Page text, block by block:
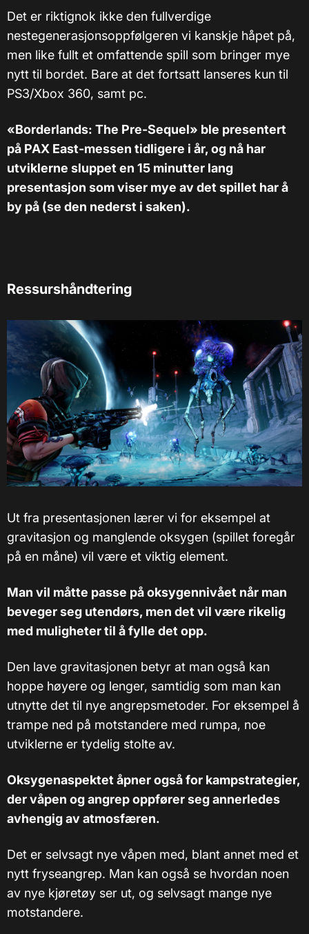
Det er riktignok ikke den fullverdige
nestegenerasjonsoppfølgeren vi kanskje håpet på,
men like fullt et omfattende spill som bringer mye
nytt til bordet. Bare at det fortsatt lanseres kun til
PS3/Xbox 360, samt pc.
«Borderlands: The Pre-Sequel» ble presentert
på PAX East-messen tidligere i år, og nå har
utviklerne sluppet en 15 minutter lang
presentasjon som viser mye av det spillet har å
by på (se den nederst i saken).
Ressurshåndtering
Ut fra presentasjonen lærer vi for eksempel at
gravitasjon og manglende oksygen (spillet foregår
på en måne) vil være et viktig element.
Man vil måtte passe på oksygennivået når man
beveger seg utendørs, men det vil være rikelig
med muligheter til å fylle det opp.
Den lave gravitasjonen betyr at man også kan
hoppe høyere og lenger, samtidig som man kan
utnytte det til nye angrepsmetoder. For eksempel å
trampe ned på motstandere med rumpa, noe
utviklerne er tydelig stolte av.
Oksygenaspektet åpner også for kampstrategier,
der våpen og angrep oppfører seg annerledes
avhengig av atmosfæren.
Det er selvsagt nye våpen med, blant annet med et
nytt fryseangrep. Man kan også se hvordan noen
av nye kjøretøy ser ut, og selvsagt mange nye
motstandere.